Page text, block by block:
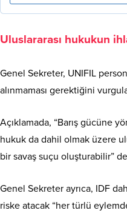
Uluslararası hukukun
Genel Sekreter, UNIFIL
alınmaması gerektiğini
Açıklamada, “Barış gücüne
hukuk da dahil olmak üzere
bir savaş suçu oluşturabilir”
Genel Sekreter ayrıca, IDF
riske atacak “her türlü